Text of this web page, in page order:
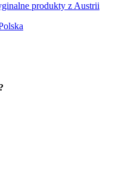
produkty z Austrii